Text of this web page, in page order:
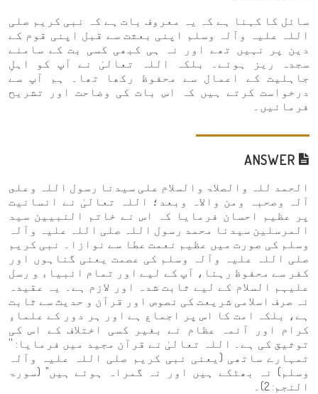
سائل کا کہنا ہے کہ یہ معروف بات ہے کہ نبی کریم صلی
اللہ علیہ وآلہ وسلم اپنی بعثت سے قبل اپنی قوم کے
دین پر نہیں تھے اور نہ ہی کبھی کسی بت کے سامنے
سجدہ ریز ہوئے۔ بلکہ اللہ تعالیٰ نے آپ کو اہلِ
جاہلیت کے اعمال سے محفوظ رکھا تھا۔ ہم آپ سے
درخواست کرتے ہیں کہ اس بات کی وضاحت اور تشریح
فرمائیں۔
الحمد للہ والصلاۃ والسلام علی سیدنا رسول اللہ وعلى
آلہ وصحبہ ومن والاہ وبعد؛ اللہ تعالیٰ نے انسانیت
پر عظیم احسان فرمایا کہ اس نے خاتم النبیین سید
المرسلین سیدنا محمد رسول اللہ صلی اللہ علیہ وآلہ
وسلم کی صورت میں عظیم نعمت عطا سے نوازا۔ نبی کریم
صلی اللہ علیہ وآلہ وسلم کی عصمت یعنی گناہوں اور
کفر سے محفوظ رہنا، آپ کے لیے اور تمام انبیاء و رسل
علیہم السلام کے لیے ثابت شدہ اور لازم ہے۔ یہ عقیدہ
نہ صرف اسلامی شریعت کی نصوص اور قرآن و حدیث سے ثابت
ہے، بلکہ امت کا اس پر اجماع ہے اور ہر دور کے علماءِ
کرام اور آئمہ عظام نے بغیر کسی اختلاف کے اس کی
توثیق کی ہے۔ اللہ تعالیٰ نے قرآن مجید میں فرمایا: ''
تمہارے ساتھی (یعنی نبی کریم صلی اللہ علیہ وآلہ
وسلم) نہ بھٹکے ہیں اور نہ گمراہ ہوئے ہیں" (سورۃ
النجم: 2)۔